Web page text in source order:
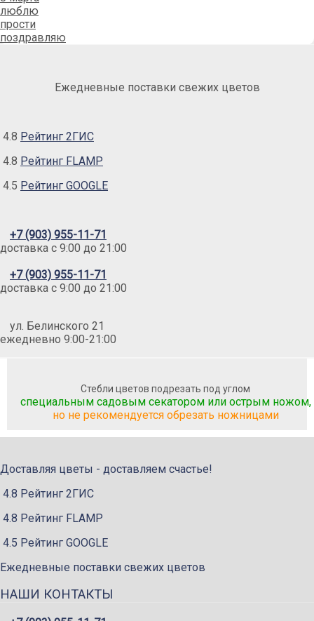
люблю
прости
поздравляю
Ежедневные поставки свежих цветов
4.8 Рейтинг 2ГИС
4.8 Рейтинг FLAMP
4.5 Рейтинг GOOGLE
+7 (903) 955-11-71
доставка c 9:00 до 21:00
+7 (903) 955-11-71
доставка c 9:00 до 21:00
ул. Белинского 21
ежедневно 9:00-21:00
Стебли цветов подрезать под углом
специальным садовым секатором или острым ножом,
но не рекомендуется обрезать ножницами
Доставляя цветы - доставляем счастье!
4.8 Рейтинг 2ГИС
4.8 Рейтинг FLAMP
4.5 Рейтинг GOOGLE
Ежедневные поставки свежих цветов
НАШИ КОНТАКТЫ